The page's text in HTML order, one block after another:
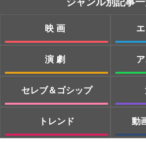
映画
演劇
セレブ＆ゴシップ
トレンド 動